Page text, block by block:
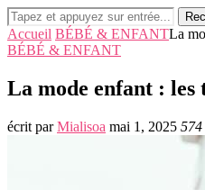
Accueil BÉBÉ & ENFANTLa
BÉBÉ & ENFANT
La mode enfant : les
écrit parMialisoa mai 1, 2025 574